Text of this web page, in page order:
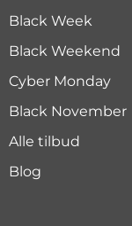
Black Week
Black Weekend
Cyber Monday
Black November
Alle tilbud
Blog